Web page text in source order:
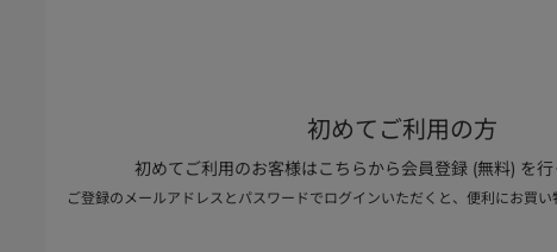
初めてご利用の方
初めてご利用のお客様はこちらから会員登録 (無料) を行
ご登録のメールアドレスとパスワードでログインいただくと、便利にお買い